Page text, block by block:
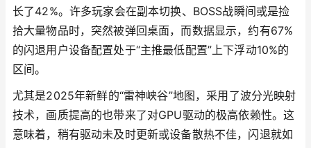
长了42%。许多玩家会在副本切换、BOSS战瞬间或是捡
拾大量物品时，突然被弹回桌面，而数据显示，约有67%
的闪退用户设备配置处于“主推最低配置”上下浮动10%的
区间。
尤其是2025年新鲜的“雷神峡谷”地图，采用了波分光映射
技术，画质提高的也带来了对GPU驱动的极高依赖性。这
意味着，稍有驱动未及时更新或设备散热不佳，闪退就如